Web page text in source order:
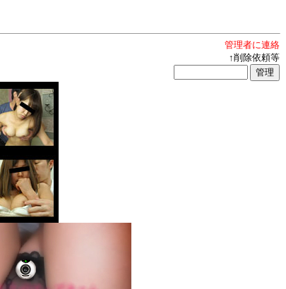
管理者に連絡
↑削除依頼等